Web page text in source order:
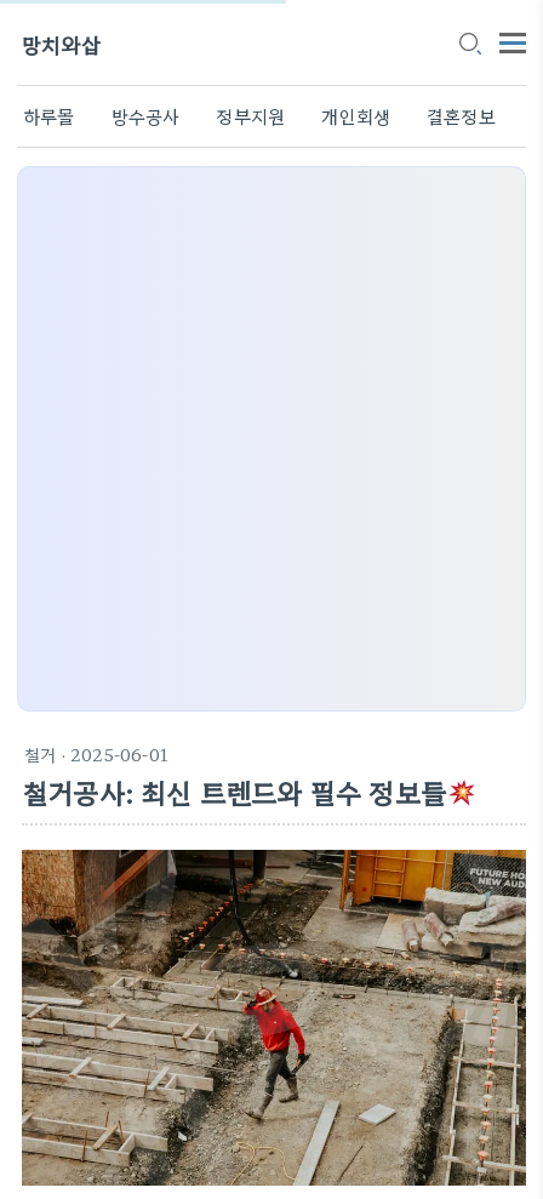
망치와삽
하루몰 방수공사 정부지원 개인회생 결혼정보
철거 · 2025-06-01
철거공사: 최신 트렌드와 필수 정보들